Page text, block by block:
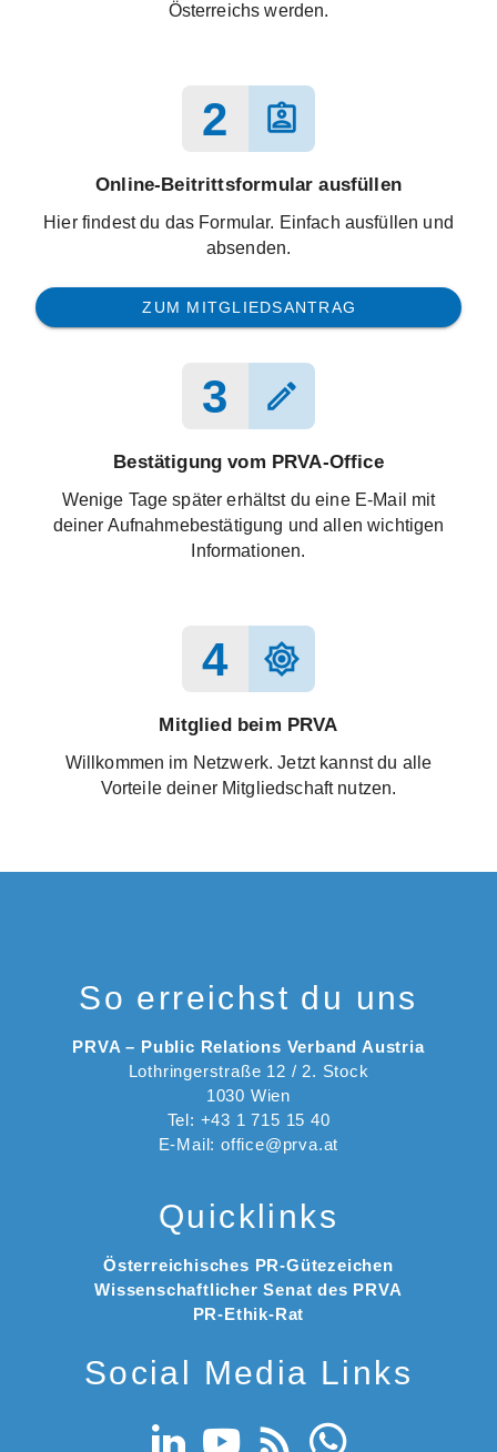
Österreichs werden.
2 assignment_ind
Online-Beitrittsformular ausfüllen
Hier findest du das Formular. Einfach ausfüllen und
absenden.
ZUM MITGLIEDSANTRAG
3 edit
Bestätigung vom PRVA-Office
Wenige Tage später erhältst du eine E-Mail mit
deiner Aufnahmebestätigung und allen wichtigen
Informationen.
4 brightness_high
Mitglied beim PRVA
Willkommen im Netzwerk. Jetzt kannst du alle
Vorteile deiner Mitgliedschaft nutzen.
So erreichst du uns
PRVA – Public Relations Verband Austria
Lothringerstraße 12 / 2. Stock
1030 Wien
Tel: +43 1 715 15 40
E-Mail: office@prva.at
Quicklinks
Österreichisches PR-Gütezeichen
Wissenschaftlicher Senat des PRVA
PR-Ethik-Rat
Social Media Links